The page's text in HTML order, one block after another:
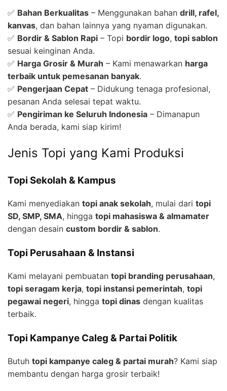
✅ Bahan Berkualitas – Menggunakan bahan drill, rafel,
kanvas, dan bahan lainnya yang nyaman digunakan.
✅ Bordir & Sablon Rapi – Topi bordir logo, topi sablon
sesuai keinginan Anda.
✅ Harga Grosir & Murah – Kami menawarkan harga
terbaik untuk pemesanan banyak.
✅ Pengerjaan Cepat – Didukung tenaga profesional,
pesanan Anda selesai tepat waktu.
✅ Pengiriman ke Seluruh Indonesia – Dimanapun
Anda berada, kami siap kirim!
Jenis Topi yang Kami Produksi
Topi Sekolah & Kampus
Kami menyediakan topi anak sekolah, mulai dari topi
SD, SMP, SMA, hingga topi mahasiswa & almamater
dengan desain custom bordir & sablon.
Topi Perusahaan & Instansi
Kami melayani pembuatan topi branding perusahaan,
topi seragam kerja, topi instansi pemerintah, topi
pegawai negeri, hingga topi dinas dengan kualitas
terbaik.
Topi Kampanye Caleg & Partai Politik
Butuh topi kampanye caleg & partai murah? Kami siap
membantu dengan harga grosir terbaik!